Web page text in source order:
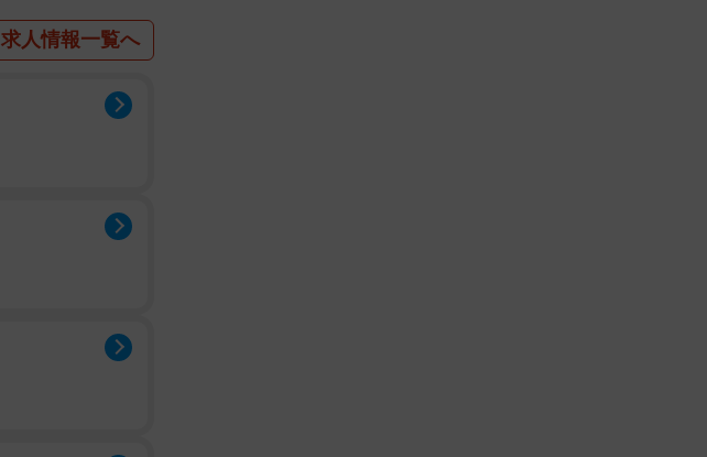
求人情報一覧へ